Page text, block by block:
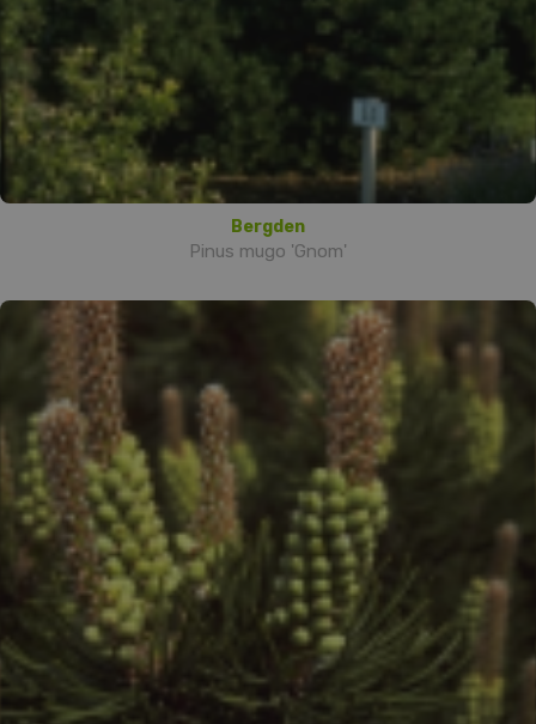
Bergden
Pinus mugo 'Gnom'